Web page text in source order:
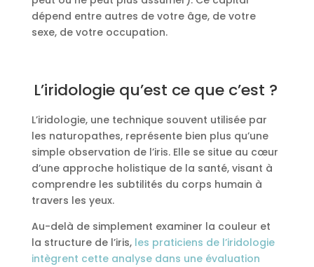
dépend entre autres de votre âge, de votre
sexe, de votre occupation.
L’iridologie qu’est ce que c’est ?
L’iridologie, une technique souvent utilisée par
les naturopathes, représente bien plus qu’une
simple observation de l’iris. Elle se situe au cœur
d’une approche holistique de la santé, visant à
comprendre les subtilités du corps humain à
travers les yeux.
Au-delà de simplement examiner la couleur et
la structure de l’iris, les praticiens de l’iridologie
intègrent cette analyse dans une évaluation